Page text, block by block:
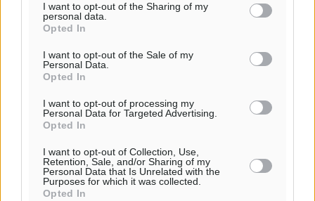
I want to opt-out of the Sharing of my
personal data.
Opted In
I want to opt-out of the Sale of my
Personal Data.
Opted In
I want to opt-out of processing my
Personal Data for Targeted Advertising.
Opted In
I want to opt-out of Collection, Use,
Retention, Sale, and/or Sharing of my
Personal Data that Is Unrelated with the
Purposes for which it was collected.
Opted In
δεν διαθέτει παραλία που να μπορεί να χρησιμοποιηθεί
από λουόμενους, καθώς ο αιγιαλός είναι βραχώδης.
Πηγήcapital.gr
#Πλειστηριασμός #Κάρπαθος
Δείτε περισσότερα άρθρα μας στα αποτελέσματα αναζήτησης